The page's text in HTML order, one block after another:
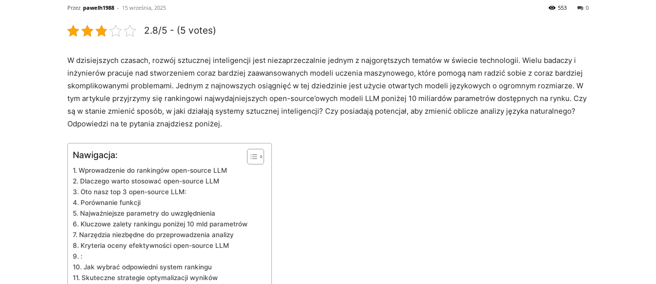
Przez pawelh1988 - 15 września, 2025 0
553
2.8/5 - (5 votes)
W dzisiejszych czasach, rozwój⁤ sztucznej inteligencji jest niezaprzeczalnie‍ jednym ‍z ​najgorętszych tematów w świecie technologii. Wielu badaczy i
⁢inżynierów pracuje nad stworzeniem coraz bardziej zaawansowanych modeli uczenia maszynowego, które pomogą⁤ nam radzić sobie z ⁢coraz bardziej
skomplikowanymi problemami.‌ Jednym z najnowszych⁣ osiągnięć w⁣ tej dziedzinie jest użycie otwartych modeli⁢ językowych o ogromnym rozmiarze. ⁤W
⁤tym artykule przyjrzymy się rankingowi najwydajniejszych open-source’owych ⁢modeli​ LLM poniżej ​10 miliardów parametrów dostępnych na ⁤rynku. Czy
są w ‌stanie ‍zmienić sposób, w jaki działają systemy sztucznej inteligencji?⁤ Czy posiadają potencjał, aby zmienić oblicze⁤ analizy języka ⁤naturalnego?
Odpowiedzi na te pytania znajdziesz poniżej.
Nawigacja:
Wprowadzenie do​ rankingów​ open-source‌ LLM
Dlaczego warto stosować open-source ⁢LLM
Oto nasz top 3 open-source ‌LLM:
Porównanie funkcji
Najważniejsze ⁣parametry do uwzględnienia
Kluczowe zalety rankingu poniżej 10 mld parametrów
Narzędzia niezbędne ⁣do przeprowadzenia analizy
Kryteria oceny efektywności open-source LLM
:
Jak wybrać⁢ odpowiedni system rankingu
Skuteczne strategie optymalizacji wyników